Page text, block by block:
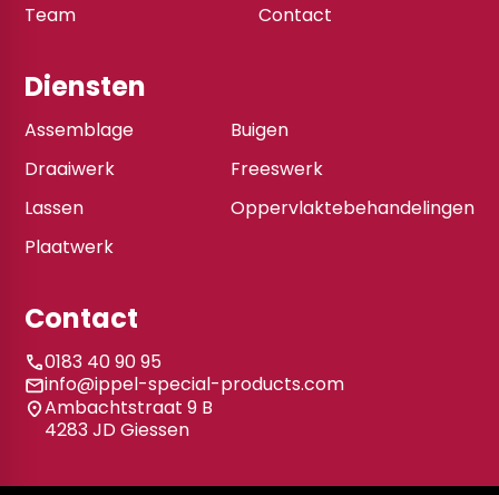
Team
Contact
Diensten
Assemblage
Buigen
Draaiwerk
Freeswerk
Lassen
Oppervlaktebehandelingen
Plaatwerk
Contact
0183 40 90 95
info@ippel-special-products.com
Ambachtstraat 9 B
4283 JD Giessen